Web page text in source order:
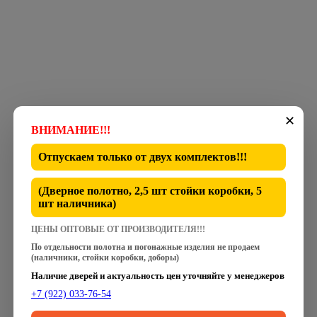
✕
ВНИМАНИЕ!!!
Отпускаем только от двух комплектов!!!
(Дверное полотно, 2,5 шт стойки коробки, 5
шт наличника)
ЦЕНЫ ОПТОВЫЕ ОТ ПРОИЗВОДИТЕЛЯ!!!
По отдельности полотна и погонажные изделия не продаем
(наличники, стойки коробки, доборы)
Наличие дверей и актуальность цен уточняйте у менеджеров
+7 (922) 033-76-54